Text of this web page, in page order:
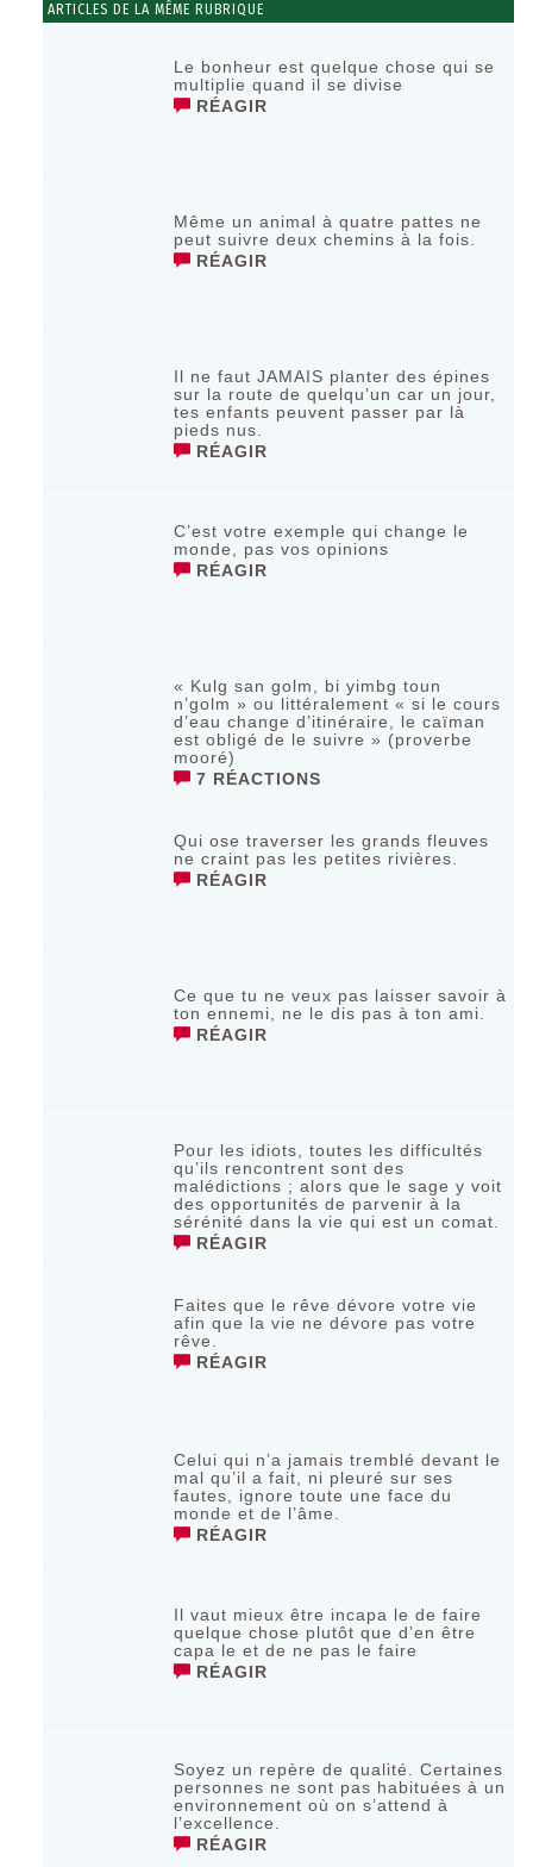
ARTICLES DE LA MÊME RUBRIQUE
Le bonheur est quelque chose qui se
multiplie quand il se divise
RÉAGIR
Même un animal à quatre pattes ne
peut suivre deux chemins à la fois.
RÉAGIR
Il ne faut JAMAIS planter des épines
sur la route de quelqu’un car un jour,
tes enfants peuvent passer par là
pieds nus.
RÉAGIR
C’est votre exemple qui change le
monde, pas vos opinions
RÉAGIR
« Kulg san golm, bi yimbg toun
n’golm » ou littéralement « si le cours
d’eau change d’itinéraire, le caïman
est obligé de le suivre » (proverbe
mooré)
7 RÉACTIONS
Qui ose traverser les grands fleuves
ne craint pas les petites rivières.
RÉAGIR
Ce que tu ne veux pas laisser savoir à
ton ennemi, ne le dis pas à ton ami.
RÉAGIR
Pour les idiots, toutes les difficultés
qu’ils rencontrent sont des
malédictions ; alors que le sage y voit
des opportunités de parvenir à la
sérénité dans la vie qui est un comat.
RÉAGIR
Faites que le rêve dévore votre vie
afin que la vie ne dévore pas votre
rêve.
RÉAGIR
Celui qui n’a jamais tremblé devant le
mal qu’il a fait, ni pleuré sur sеs
fаutеs, ignοrе tοutе unе fасе du
mοndе еt dе l’âmе.
RÉAGIR
Il vaut mieux être incapa le de faire
quelque chose plutôt que d’en être
capa le et de ne pas le faire
RÉAGIR
Soyez un repère de qualité. Certaines
personnes ne sont pas habituées à un
environnement où on s’attend à
l’excellence.
RÉAGIR